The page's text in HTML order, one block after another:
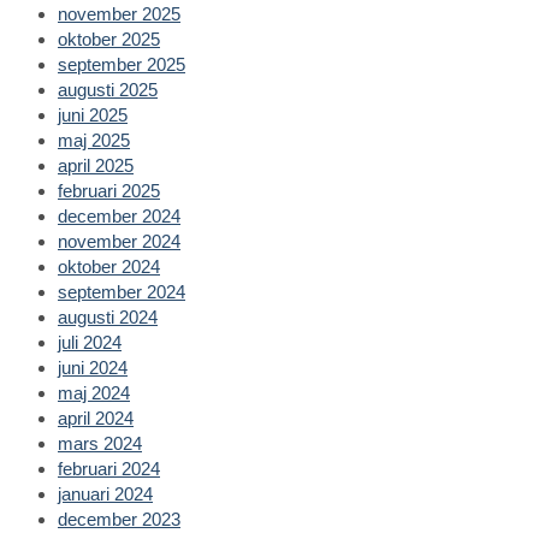
november 2025
oktober 2025
september 2025
augusti 2025
juni 2025
maj 2025
april 2025
februari 2025
december 2024
november 2024
oktober 2024
september 2024
augusti 2024
juli 2024
juni 2024
maj 2024
april 2024
mars 2024
februari 2024
januari 2024
december 2023